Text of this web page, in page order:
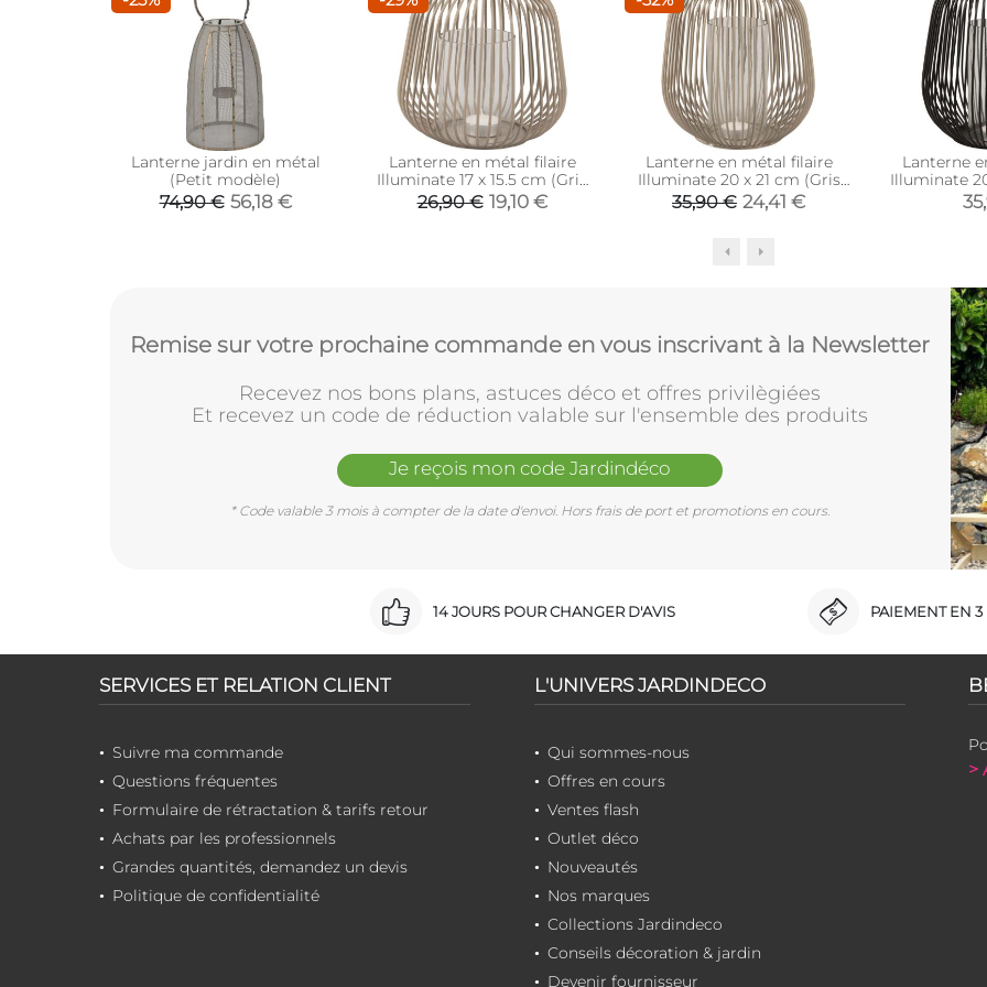
Lanterne jardin en métal
(Petit modèle)
74,90 € 56,18 €
Lanterne en métal filaire
Illuminate 17 x 15.5 cm (Gris
foncé)
26,90 € 19,10 €
Lanterne en métal filaire
Illuminate 20 x 21 cm (Gris
foncé)
35,90 € 24,41 €
Lanterne
Illuminate
Remise sur votre prochaine commande en vous inscrivant à la Newsletter
Recevez nos bons plans, astuces déco et offres privilègiées
Et recevez un code de réduction valable sur l'ensemble des produits
Je reçois mon code Jardindéco
* Code valable 3 mois à compter de la date d'envoi. Hors frais de port et promotions en cours.
14 JOURS POUR CHANGER D'AVIS PAIEMENT EN 3
SERVICES ET RELATION CLIENT
Suivre ma commande
Questions fréquentes
Formulaire de rétractation & tarifs retour
Achats par les professionnels
Grandes quantités, demandez un devis
Politique de confidentialité
L'UNIVERS JARDINDECO
Qui sommes-nous
Offres en cours
Ventes flash
Outlet déco
Nouveautés
Nos marques
Collections Jardindeco
Conseils décoration & jardin
Devenir fournisseur
>